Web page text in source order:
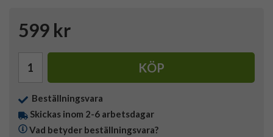
599 kr
KÖP
Beställningsvara
Skickas inom 2-6 arbetsdagar
Vad betyder beställningsvara?